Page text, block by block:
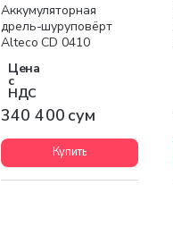
Аккумуляторная
дрель-шуруповёрт
Alteco CD 0410
Цена
с
НДС
340 400 сум
Купить